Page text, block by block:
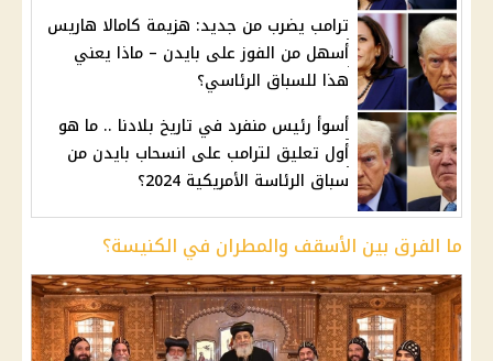
ترامب يضرب من جديد: هزيمة كامالا هاريس
أسهل من الفوز على بايدن – ماذا يعني
هذا للسباق الرئاسي؟
أسوأ رئيس منفرد في تاريخ بلادنا .. ما هو
أول تعليق لترامب على انسحاب بايدن من
سباق الرئاسة الأمريكية 2024؟
ما الفرق بين الأسقف والمطران في الكنيسة؟